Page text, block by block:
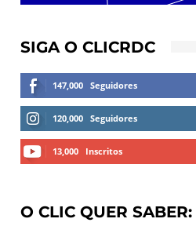
SIGA O CLICRDC
147,000 Seguidores
120,000 Seguidores
13,000 Inscritos
O CLIC QUER SABER: